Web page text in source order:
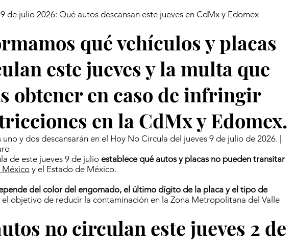
de julio 2026: Qué autos descansan este jueves en CdMx y Edomex
qué vehículos y placas
este jueves y la multa que
obtener en caso de infringir
en la CdMx y Edomex.
y dos descansarán en el Hoy No Circula del jueves 9 de julio de 2026. |
de este jueves 9 de julio establece qué autos y placas no pueden transitar
México y el Estado de México.
del color del engomado, el último dígito de la placa y el tipo de
el objetivo de reducir la contaminación en la Zona Metropolitana del Valle
no circulan este jueves 2 de